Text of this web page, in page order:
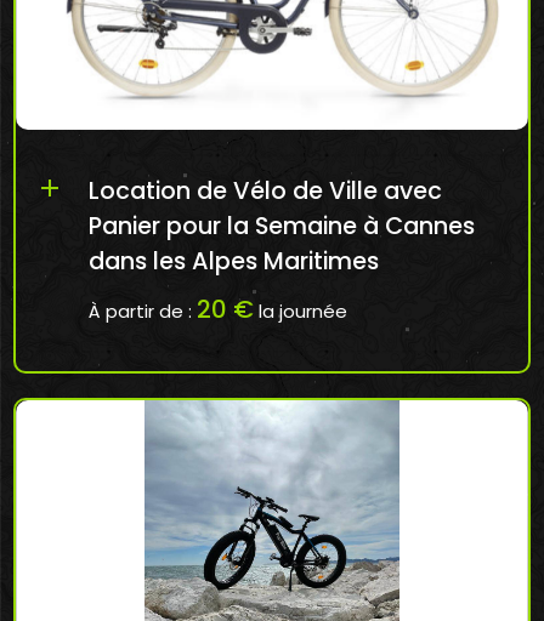
Location de Vélo de Ville avec
Panier pour la Semaine à Cannes
dans les Alpes Maritimes
À partir de : 20 € la journée
Réserver en ligne mon Vélo de Ville à Cannes:
add